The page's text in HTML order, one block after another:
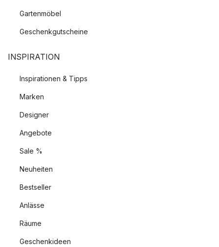
Gartenmöbel
Geschenkgutscheine
INSPIRATION
Inspirationen & Tipps
Marken
Designer
Angebote
Sale %
Neuheiten
Bestseller
Anlässe
Räume
Geschenkideen